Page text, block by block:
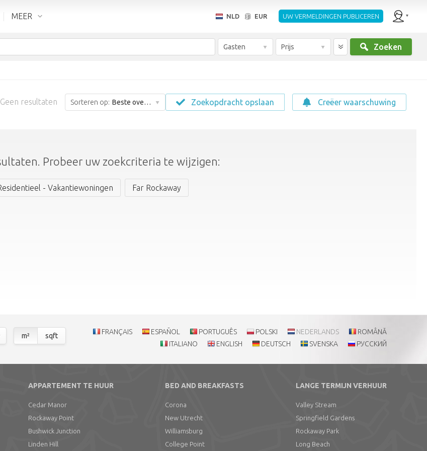
MEER NLD EUR UW VERMELDINGEN PUBLICEREN
Gasten Prijs Zoeken
Geen resultaten Sorteren op: Beste overeenkomst Zoekopdracht opslaan Creëer waarschuwing
Probeer uw zoekcriteria te wijzigen:
- Vakantiewoningen Far Rockaway
m² sqft FRANÇAIS ESPAÑOL PORTUGUÊS POLSKI NEDERLANDS
ROMÂNĂ
ITALIANO
ENGLISH DEUTSCH SVENSKA РУССКИЙ
APPARTEMENT TE HUUR
Cedar Manor
Rockaway Point
Bushwick Junction
Linden Hill
BED AND BREAKFASTS
Corona
New Utrecht
Williamsburg
College Point
LANGE TERMIJN VERHUUR
Valley Stream
Springfield Gardens
Rockaway Park
Long Beach